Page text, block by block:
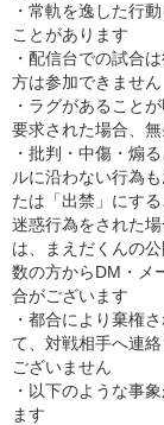
・常軌を逸した行
ことがあります
・配信台での試合
方は参加できません
・ラグがあること
要求された場合、
・批判・中傷・煽
ルに沿わない行為
たは「出禁」にす
迷惑行為をされた
は、まえだくんの
数の方からDM・メ
合がございます
・都合により棄権
て、対戦相手へ連
ございません
・以下のような事
ます